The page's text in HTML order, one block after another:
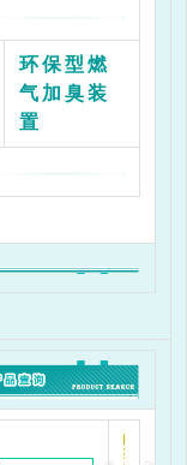
环保型燃
气加臭装
置